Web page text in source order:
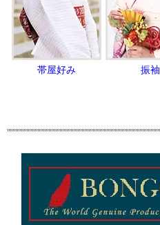
帯屋好み 振袖